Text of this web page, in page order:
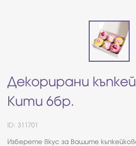
Декорирани
Кити 6бр.
ID: 311701
Изберете вкус за Вашите